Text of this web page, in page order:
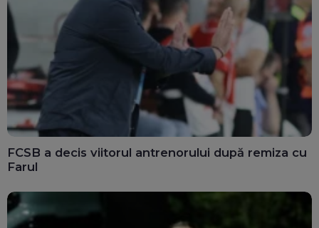
FCSB a decis viitorul antrenorului după remiza cu
Farul